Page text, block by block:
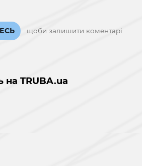
щоби залишити коментарі
на TRUBA.ua